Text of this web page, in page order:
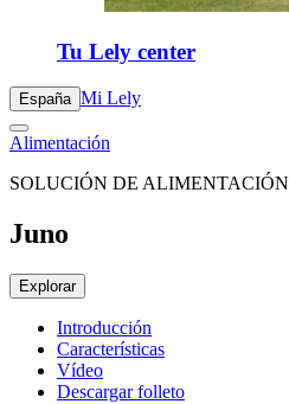
Tu Lely center
España Mi Lely
Alimentación
SOLUCIÓN DE ALIMENTACIÓN
Juno
Explorar
Introducción
Características
Vídeo
Descargar folleto